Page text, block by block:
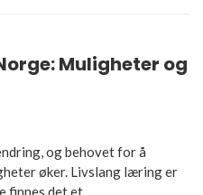
Muligheter og
og behovet for å
øker. Livslang læring er
finnes det et…